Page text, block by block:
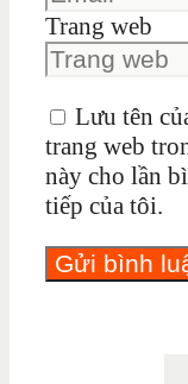
Trang web
Lưu tên
trang web
này cho lần
tiếp của tôi.